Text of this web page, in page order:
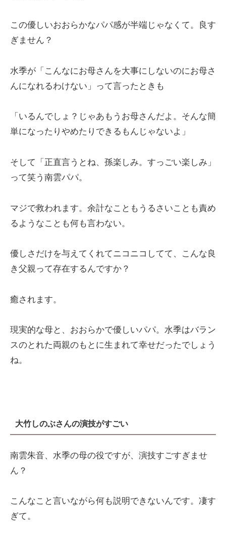
この優しいおおらかなパパ感が半端じゃなくて。良す
ぎません？
水季が「こんなにお母さんを大事にしないのにお母さ
んになれるわけない」って言ったときも
「いるんでしょ？じゃあもうお母さんだよ。そんな簡
単になったりやめたりできるもんじゃないよ」
そして「正直言うとね、孫楽しみ。すっごい楽しみ」
って笑う南雲パパ。
マジで救われます。余計なこともうるさいことも責め
るようなことも何も言わない。
優しさだけを与えてくれてニコニコしてて、こんな良
き父親って存在するんですか？
癒されます。
現実的な母と、おおらかで優しいパパ。水季はバラン
スのとれた両親のもとに生まれて幸せだったでしょう
ね。
大竹しのぶさんの演技がすごい
南雲朱音、水季の母の役ですが、演技すごすぎませ
ん？
こんなこと言いながら何も説明できないんです。凄す
ぎて。